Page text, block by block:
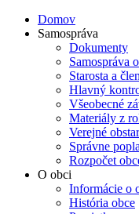
Domov
Samospráva
Dokumenty
Samospráva
Starosta a
Hlavný
Všeobecné
Materiály z
Verejné
Správne
Rozpočet
O obci
Informácie o
História obce